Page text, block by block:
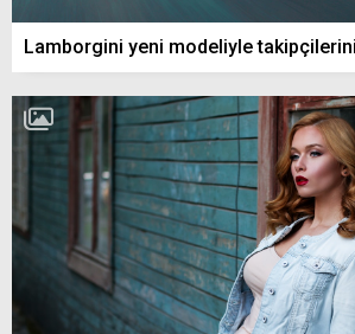
Lamborgini yeni modeliyle takipçilerini